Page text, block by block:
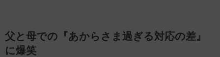
父と母での『あからさま過ぎる対応の差』
に爆笑